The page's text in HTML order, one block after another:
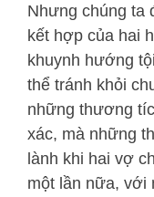
Nhưng chúng ta
kết hợp của hai
khuynh hướng
thể tránh khỏi
những thương
xác, mà những
lành khi hai vợ
một lần nữa, với